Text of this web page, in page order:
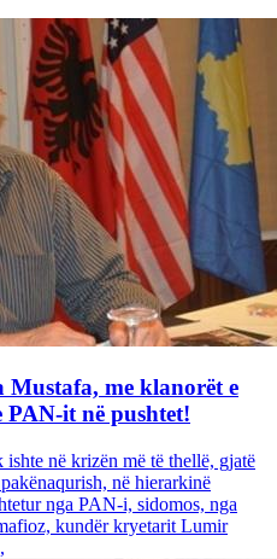
me klanorët e
it në pushtet!
në krizën më të thellë, gjatë
në hierarkinë
nga PAN-i, sidomos, nga
kundër kryetarit Lumir